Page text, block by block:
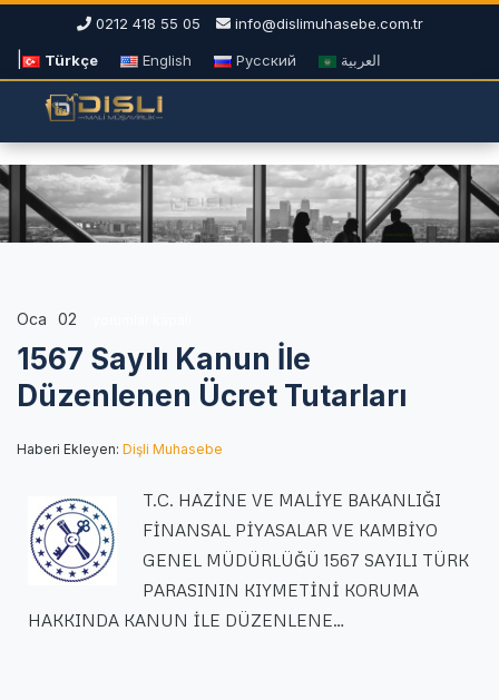
0212 418 55 05 info@dislimuhasebe.com.tr
Türkçe English Русский العربية
Oca 02
Kanun
İle
Düzenlenen
Tutarları
1567 Sayılı Kanun İle
Düzenlenen Ücret Tutarları
Haberi Ekleyen: Dişli Muhasebe
T.C. HAZİNE VE MALİYE BAKANLIĞI
FİNANSAL PİYASALAR VE KAMBİYO
GENEL MÜDÜRLÜĞÜ 1567 SAYILI TÜRK
PARASININ KIYMETİNİ KORUMA
HAKKINDA KANUN İLE DÜZENLENE…